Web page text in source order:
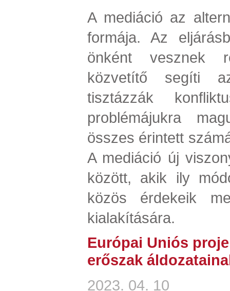
A mediáció az
formája. Az
önként vesznek
közvetítő segíti
tisztázzák
problémájukra
összes érintett
A mediáció új
között, akik ily
közös érdekeik
kialakítására.
Európai Uniós
erőszak
2023. 04. 10